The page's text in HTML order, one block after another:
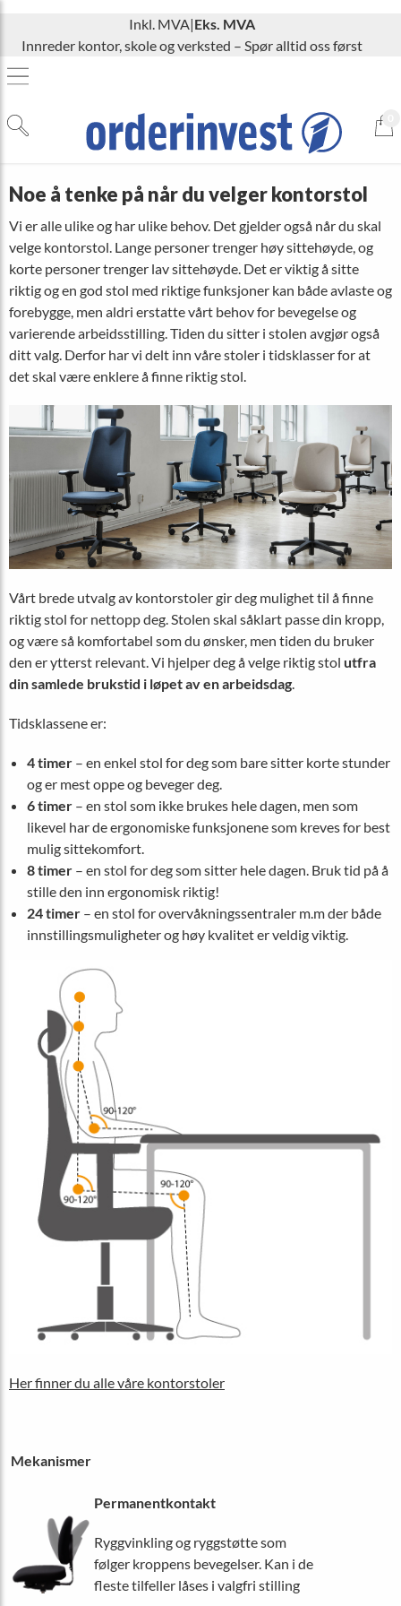
Inkl. MVA|Eks. MVA
Innreder kontor, skole og verksted – Spør alltid oss først
Noe å tenke på når du velger kontorstol
Vi er alle ulike og har ulike behov. Det gjelder også når du skal
velge kontorstol. Lange personer trenger høy sittehøyde, og
korte personer trenger lav sittehøyde. Det er viktig å sitte
riktig og en god stol med riktige funksjoner kan både avlaste og
forebygge, men aldri erstatte vårt behov for bevegelse og
varierende arbeidsstilling. Tiden du sitter i stolen avgjør også
ditt valg. Derfor har vi delt inn våre stoler i tidsklasser for at
det skal være enklere å finne riktig stol.
Vårt brede utvalg av kontorstoler gir deg mulighet til å finne
riktig stol for nettopp deg. Stolen skal såklart passe din kropp,
og være så komfortabel som du ønsker, men tiden du bruker
den er ytterst relevant. Vi hjelper deg å velge riktig stol utfra
din samlede brukstid i løpet av en arbeidsdag.
Tidsklassene er:
4 timer – en enkel stol for deg som bare sitter korte stunder
og er mest oppe og beveger deg.
6 timer – en stol som ikke brukes hele dagen, men som
likevel har de ergonomiske funksjonene som kreves for best
mulig sittekomfort.
8 timer – en stol for deg som sitter hele dagen. Bruk tid på å
stille den inn ergonomisk riktig!
24 timer – en stol for overvåkningssentraler m.m der både
innstillingsmuligheter og høy kvalitet er veldig viktig.
Her finner du alle våre kontorstoler
Mekanismer
Permanentkontakt
Ryggvinkling og ryggstøtte som
følger kroppens bevegelser. Kan i de
fleste tilfeller låses i valgfri stilling